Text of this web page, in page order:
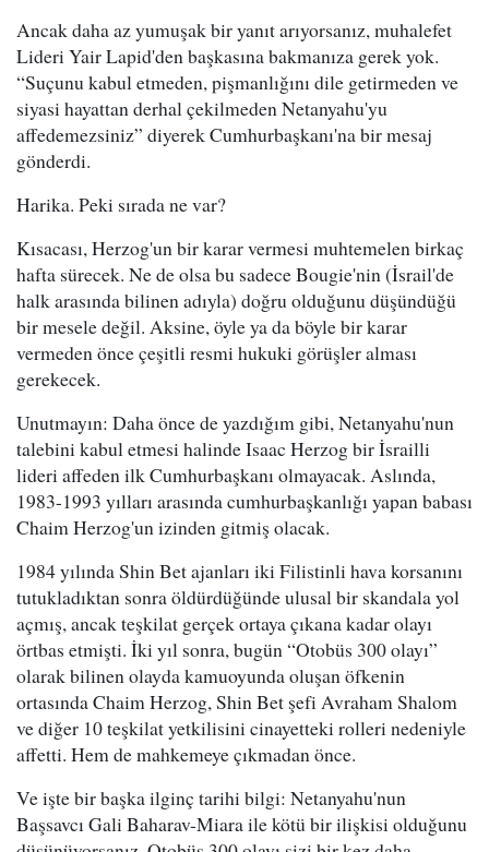
Ancak daha az yumuşak bir yanıt arıyorsanız, muhalefet
Lideri Yair Lapid'den başkasına bakmanıza gerek yok.
“Suçunu kabul etmeden, pişmanlığını dile getirmeden ve
siyasi hayattan derhal çekilmeden Netanyahu'yu
affedemezsiniz” diyerek Cumhurbaşkanı'na bir mesaj
gönderdi.
Harika. Peki sırada ne var?
Kısacası, Herzog'un bir karar vermesi muhtemelen birkaç
hafta sürecek. Ne de olsa bu sadece Bougie'nin (İsrail'de
halk arasında bilinen adıyla) doğru olduğunu düşündüğü
bir mesele değil. Aksine, öyle ya da böyle bir karar
vermeden önce çeşitli resmi hukuki görüşler alması
gerekecek.
Unutmayın: Daha önce de yazdığım gibi, Netanyahu'nun
talebini kabul etmesi halinde Isaac Herzog bir İsrailli
lideri affeden ilk Cumhurbaşkanı olmayacak. Aslında,
1983-1993 yılları arasında cumhurbaşkanlığı yapan babası
Chaim Herzog'un izinden gitmiş olacak.
1984 yılında Shin Bet ajanları iki Filistinli hava korsanını
tutukladıktan sonra öldürdüğünde ulusal bir skandala yol
açmış, ancak teşkilat gerçek ortaya çıkana kadar olayı
örtbas etmişti. İki yıl sonra, bugün “Otobüs 300 olayı”
olarak bilinen olayda kamuoyunda oluşan öfkenin
ortasında Chaim Herzog, Shin Bet şefi Avraham Shalom
ve diğer 10 teşkilat yetkilisini cinayetteki rolleri nedeniyle
affetti. Hem de mahkemeye çıkmadan önce.
Ve işte bir başka ilginç tarihi bilgi: Netanyahu'nun
Başsavcı Gali Baharav-Miara ile kötü bir ilişkisi olduğunu